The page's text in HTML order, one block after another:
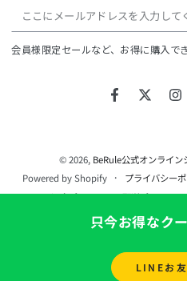
こ
こ
に
ド
会員様限定セールなど、お得に購入で
FacebookTwitter
© 2026, BeRule公式オンライン
Powered by Shopify
プライバシー
返金ポリシー
配送ポリシー
連絡
只今お得なク
LINEお